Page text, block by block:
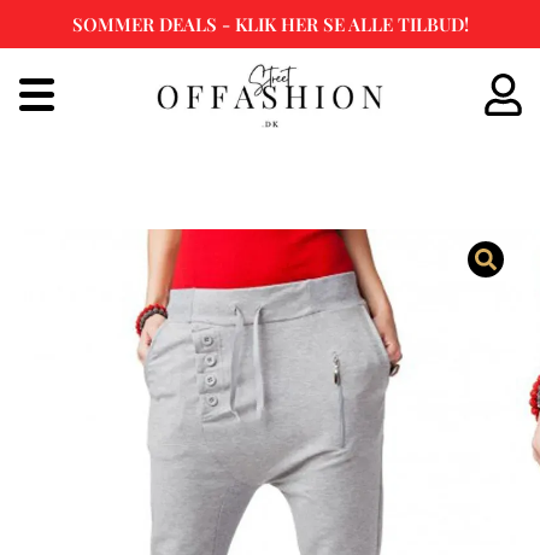
til
SOMMER DEALS - KLIK HER SE ALLE TILBUD!